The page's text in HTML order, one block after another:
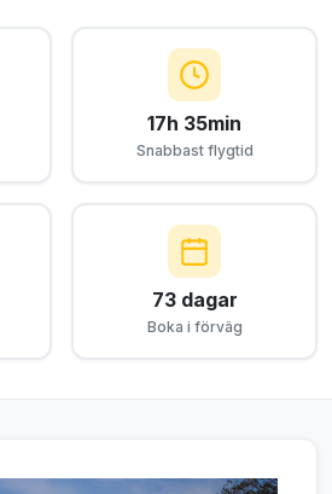
17h 35min
Snabbast flygtid
73 dagar
Boka i förväg